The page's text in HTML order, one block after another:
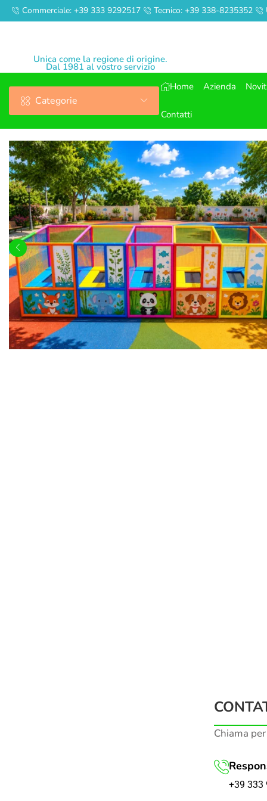
Commerciale: +39 333 9292517 Tecnico: +39 338-8235352
Unica come la regione di origine.
Dal 1981 al vostro servizio
Categorie
Home Azienda
Contatti
Chiama
+39 333